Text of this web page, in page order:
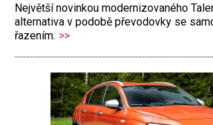
Největší novinkou modernizovaného
alternativa v podobě převodovky se
řazením. >>